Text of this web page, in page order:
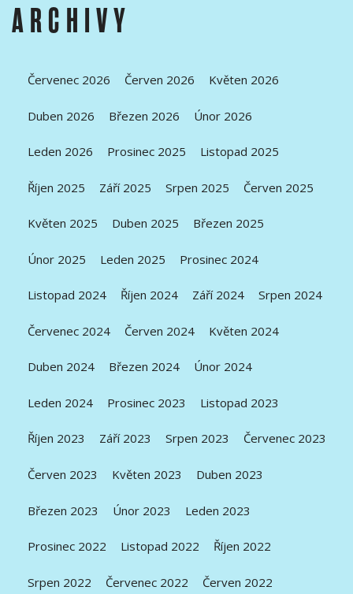
ARCHIVY
Červenec 2026 Červen 2026 Květen 2026
Duben 2026 Březen 2026 Únor 2026
Leden 2026 Prosinec 2025 Listopad 2025
Říjen 2025 Září 2025 Srpen 2025 Červen 2025
Květen 2025 Duben 2025 Březen 2025
Únor 2025 Leden 2025 Prosinec 2024
Listopad 2024 Říjen 2024 Září 2024 Srpen 2024
Červenec 2024 Červen 2024 Květen 2024
Duben 2024 Březen 2024 Únor 2024
Leden 2024 Prosinec 2023 Listopad 2023
Říjen 2023 Září 2023 Srpen 2023 Červenec 2023
Červen 2023 Květen 2023 Duben 2023
Březen 2023 Únor 2023 Leden 2023
Prosinec 2022 Listopad 2022 Říjen 2022
Srpen 2022 Červenec 2022 Červen 2022